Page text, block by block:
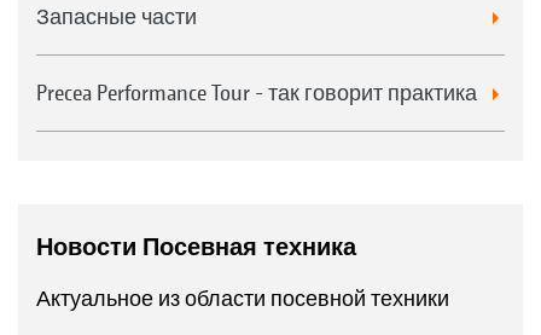
Запасные части
Precea Performance Tour - так говорит практика
Новости Посевная техника
Актуальное из области посевной техники